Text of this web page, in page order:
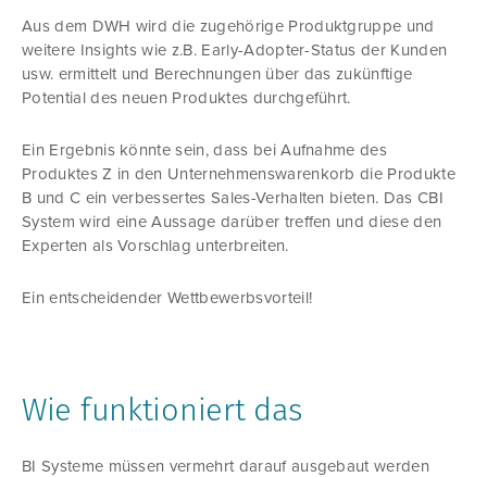
Aus dem DWH wird die zugehörige Produktgruppe und
weitere Insights wie z.B. Early-Adopter-Status der Kunden
usw. ermittelt und Berechnungen über das zukünftige
Potential des neuen Produktes durchgeführt.
Ein Ergebnis könnte sein, dass bei Aufnahme des
Produktes Z in den Unternehmenswarenkorb die Produkte
B und C ein verbessertes Sales-Verhalten bieten. Das CBI
System wird eine Aussage darüber treffen und diese den
Experten als Vorschlag unterbreiten.
Ein entscheidender Wettbewerbsvorteil!
Wie funktioniert das
BI Systeme müssen vermehrt darauf ausgebaut werden